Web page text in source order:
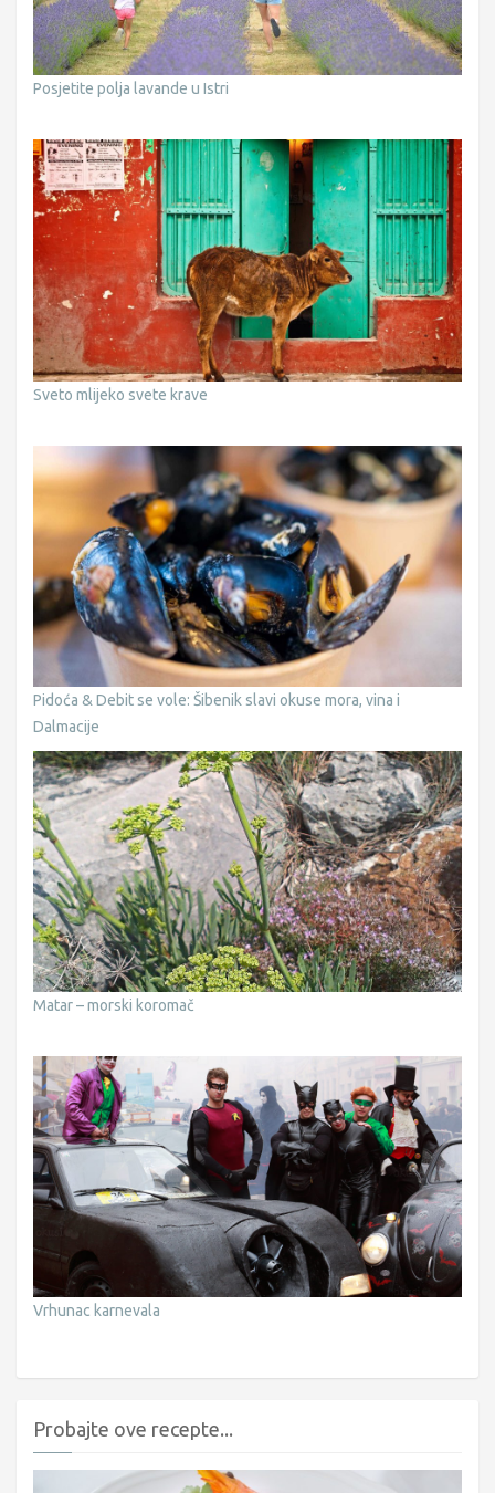
Posjetite polja lavande u Istri
Sveto mlijeko svete krave
Pidoća & Debit se vole: Šibenik slavi okuse mora, vina i
Dalmacije
Matar – morski koromač
Vrhunac karnevala
Probajte ove recepte...